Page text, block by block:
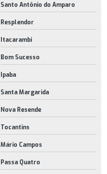
Santo Antônio do Amparo
Resplendor
Itacarambi
Bom Sucesso
Ipaba
Santa Margarida
Nova Resende
Tocantins
Mário Campos
Passa Quatro